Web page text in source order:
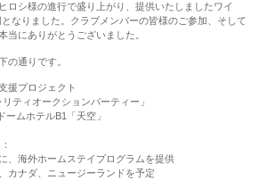
ロシ様の進行で盛り上がり、提供いたしましたワイ
なりました。クラブメンバーの皆様のご参加、そして
当にありがとうございました。
の通りです。
援プロジェクト
ティオークションパーティー」
ムホテルB1「天空」
、海外ホームステイプログラムを提供
カナダ、ニュージーランドを予定